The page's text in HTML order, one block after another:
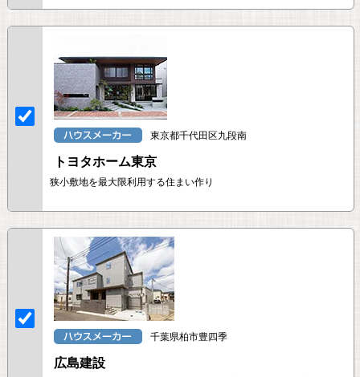
東京都千代田区九段南
トヨタホーム東京
狭小敷地を最大限利用する住まい作り
千葉県柏市豊四季
広島建設